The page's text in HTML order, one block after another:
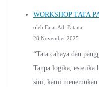
WORKSHOP TATA
oleh Fajar Adi Fatana
28 November 2025
“Tata cahaya dan
Tanpa logika, estetika
sini, kami